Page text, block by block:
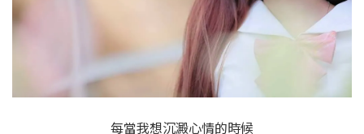
每當我想沉澱心情的時候